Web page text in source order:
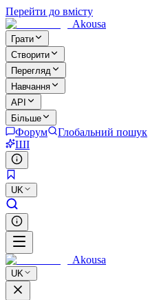
Перейти до вмісту
Akousa
Грати
Створити
Перегляд
Навчання
API
Більше
Форум
Глобальний пошук
ШІ
UK
Akousa
UK